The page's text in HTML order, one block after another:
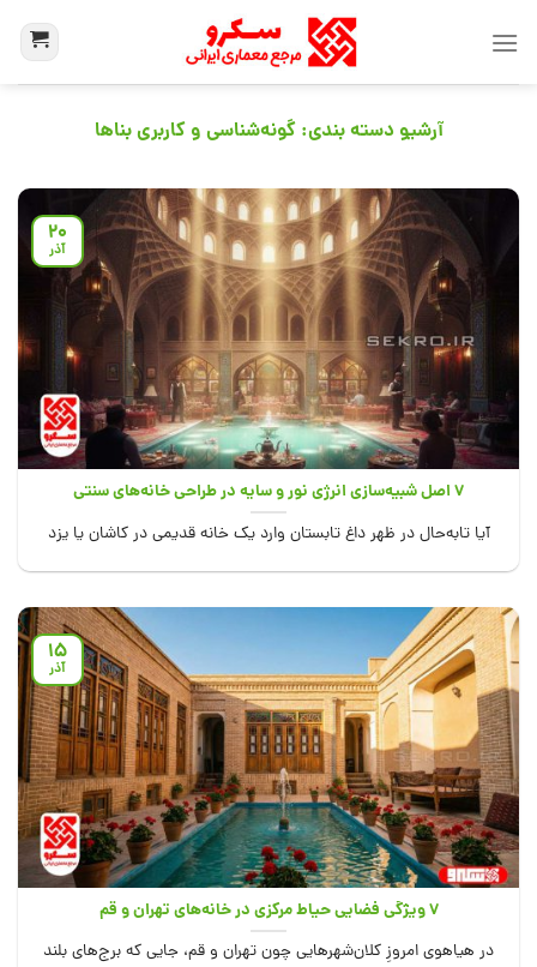
آرشیو دسته بندی:گونه‌شناسی و کاربری بناها
۷ اصل شبیه‌سازی انرژی نور و سایه در طراحی خانه‌های سنتی
آیا تا‌به‌حال در ظهر داغ تابستان وارد یک خانه قدیمی در کاشان یا یزد
20
آذر
۷ ویژگی فضایی حیاط مرکزی در خانه‌های تهران و قم
در هیاهوی امروزِ کلان‌شهرهایی چون تهران و قم، جایی که برج‌های بلند
15
آذر